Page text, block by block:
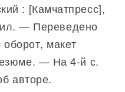
: [Камчатпресс],
— Переведено
оборот, макет
— На 4-й с.
авторе.